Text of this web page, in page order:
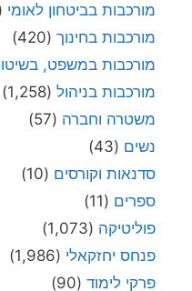
מורכבות בביטחון לאומי
מורכבות בחינוך (420)
מורכבות במשפט,
מורכבות בניהול (1,258)
משטרה וחברה (57)
נשים (43)
סדנאות וקורסים (10)
ספרים (11)
פוליטיקה (1,073)
פנחס יחזקאלי (1,986)
פרקי לימוד (90)